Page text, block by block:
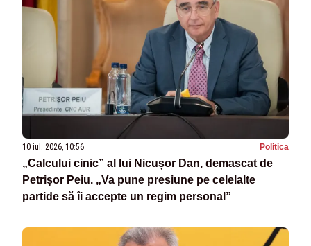
10 iul. 2026, 10:56 Politica
„Calcului cinic” al lui Nicușor Dan, demascat de
Petrișor Peiu. „Va pune presiune pe celelalte
partide să îi accepte un regim personal”